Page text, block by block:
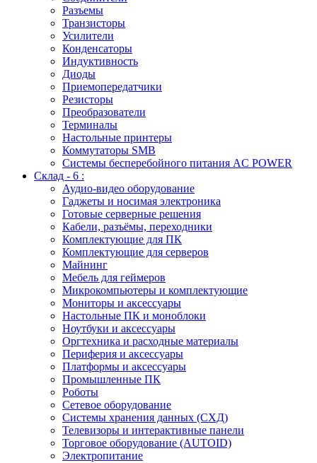
Разъемы
Транзисторы
Усилители
Конденсаторы
Индуктивность
Диоды
Приемопередатчики
Резисторы
Преобразователи
Терминалы
Настольные принтеры
Коммутаторы SMB
Системы бесперебойного питания AC POWER
Склад - 6 :
Аудио-видео оборудование
Гаджеты и носимая электроника
Готовые серверные решения
Кабели, разъёмы, переходники
Комплектующие для ПК
Комплектующие для серверов
Майнинг
Мебель для геймеров
Микрокомпьютеры и комплектующие
Мониторы и аксессуары
Настольные ПК и моноблоки
Ноутбуки и аксессуары
Оргтехника и расходные материалы
Периферия и аксессуары
Платформы и аксессуары
Промышленные ПК
Роботы
Сетевое оборудование
Системы хранения данных (СХД)
Телевизоры и интерактивные панели
Торговое оборудование (AUTOID)
Электропитание